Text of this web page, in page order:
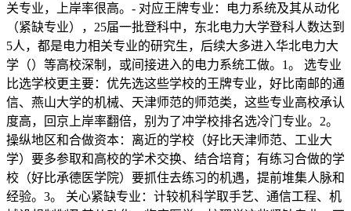
关专业，上岸率很高。- 对应王牌专业：电力系统及其从动化
（紧缺专业），25届一批登科中，东北电力大学登科人数达到
5人，都是电力相关专业的研究生，后续大多进入华北电力大
学（）等高校深制，或间接进入的电力系统工做。1。 选专业
比选学校更主要：优先选这些学校的王牌专业，好比南邮的通
信、燕山大学的机械、天津师范的师范类，这些专业高校承认
度高，回京上岸率翻倍，别为了冲学校排名选冷门专业。2。
操纵地区和合做资本：离近的学校（好比天津师范、工业大
学）要多参取和高校的学术交换、结合培育；有练习合做的学
校（好比承德医学院）要抓住去练习的机遇，提前堆集人脉和
经验。3。 关心紧缺专业：计较机科学取手艺、通信工程、机